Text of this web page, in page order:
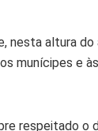
nesta altura do
munícipes e
respeitado o